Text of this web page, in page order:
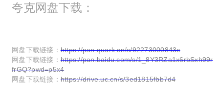
夸克网盘下载：
网盘下载链接：https://pan.quark.cn/s/92273000843c
网盘下载链接：https://pan.baidu.com/s/1_8Y3RZa1x6rbSxh99r
frGQ?pwd=p5x4
网盘下载链接：https://drive.uc.cn/s/3ed1815fbb7d4